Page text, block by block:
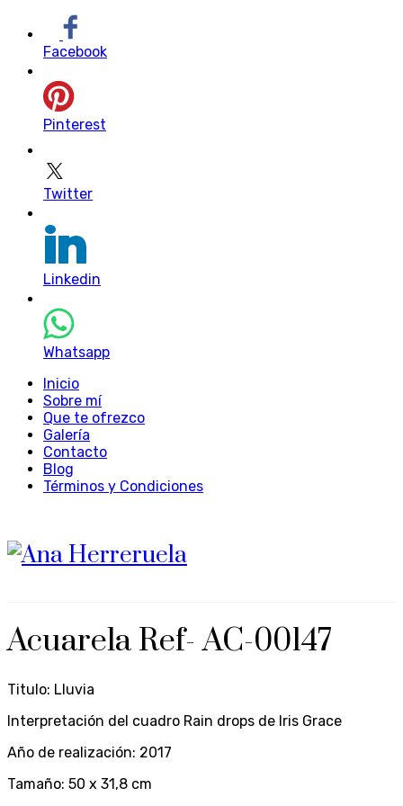
Facebook
Pinterest
Twitter
Linkedin
Whatsapp
Inicio
Sobre mí
Que te ofrezco
Galería
Contacto
Blog
Términos y Condiciones
Acuarela Ref- AC-00147
Titulo: Lluvia
Interpretación del cuadro Rain drops de Iris Grace
Año de realización: 2017
Tamaño: 50 x 31,8 cm